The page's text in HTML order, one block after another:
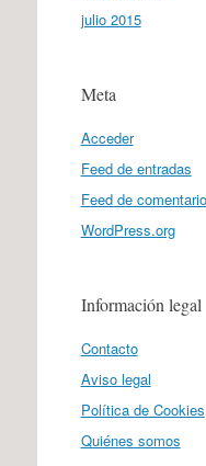
julio 2015
Meta
Acceder
Feed de entradas
Feed de
WordPress.org
Información legal
Contacto
Aviso legal
Política de Cookies
Quiénes somos